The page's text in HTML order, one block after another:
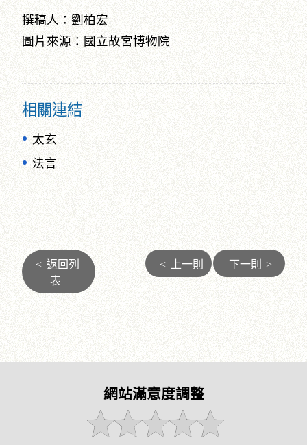
撰稿人：劉柏宏
圖片來源：國立故宮博物院
相關連結
太玄
法言
< 返回列
表
< 上一則 下一則 >
網站滿意度調整